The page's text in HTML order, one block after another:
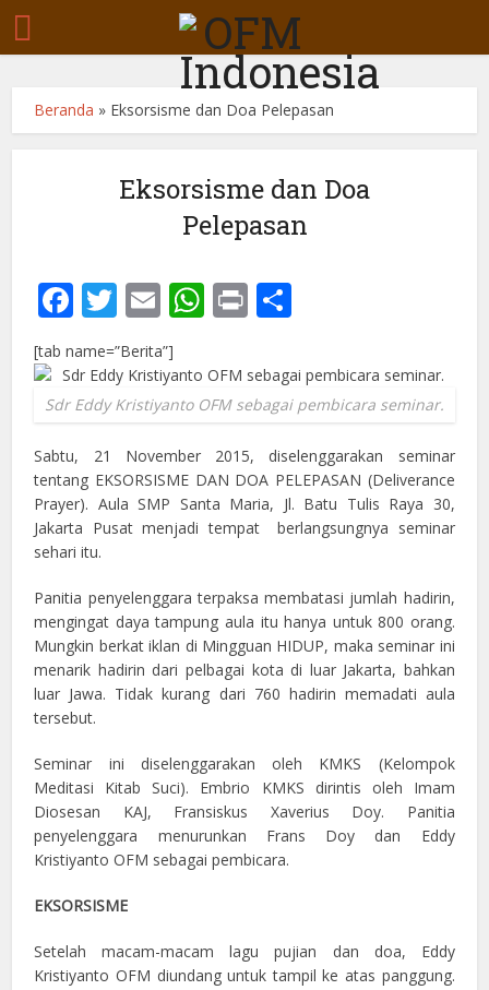
Beranda » Eksorsisme dan Doa Pelepasan
Eksorsisme dan Doa
Pelepasan
Facebook
Twitter
EmailWhatsApp
Print
[tab name=”Berita”]
Sdr Eddy Kristiyanto OFM sebagai pembicara seminar.
Sabtu, 21 November 2015, diselenggarakan seminar
tentang EKSORSISME DAN DOA PELEPASAN (Deliverance
Prayer). Aula SMP Santa Maria, Jl. Batu Tulis Raya 30,
Jakarta Pusat menjadi tempat berlangsungnya seminar
sehari itu.
Panitia penyelenggara terpaksa membatasi jumlah hadirin,
mengingat daya tampung aula itu hanya untuk 800 orang.
Mungkin berkat iklan di Mingguan HIDUP, maka seminar ini
menarik hadirin dari pelbagai kota di luar Jakarta, bahkan
luar Jawa. Tidak kurang dari 760 hadirin memadati aula
tersebut.
Seminar ini diselenggarakan oleh KMKS (Kelompok
Meditasi Kitab Suci). Embrio KMKS dirintis oleh Imam
Diosesan KAJ, Fransiskus Xaverius Doy. Panitia
penyelenggara menurunkan Frans Doy dan Eddy
Kristiyanto OFM sebagai pembicara.
EKSORSISME
Setelah macam-macam lagu pujian dan doa, Eddy
Kristiyanto OFM diundang untuk tampil ke atas panggung.